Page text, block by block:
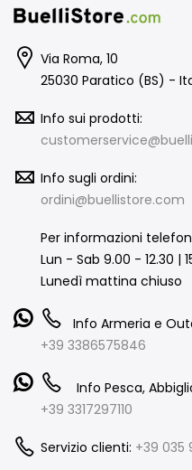
Via Roma, 10
25030 Paratico (BS) -
Info sui prodotti:
Info sugli ordini:
ordini@buellistore.com
Per informazioni
Lun - Sab 9.00 - 12.30 |
Lunedì mattina chiuso
Info Armeria e
+39 3386575846
Info Pesca,
+39 3317297110
Servizio clienti: +39 035